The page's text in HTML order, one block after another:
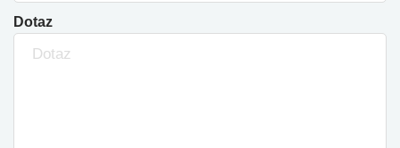
Dotaz